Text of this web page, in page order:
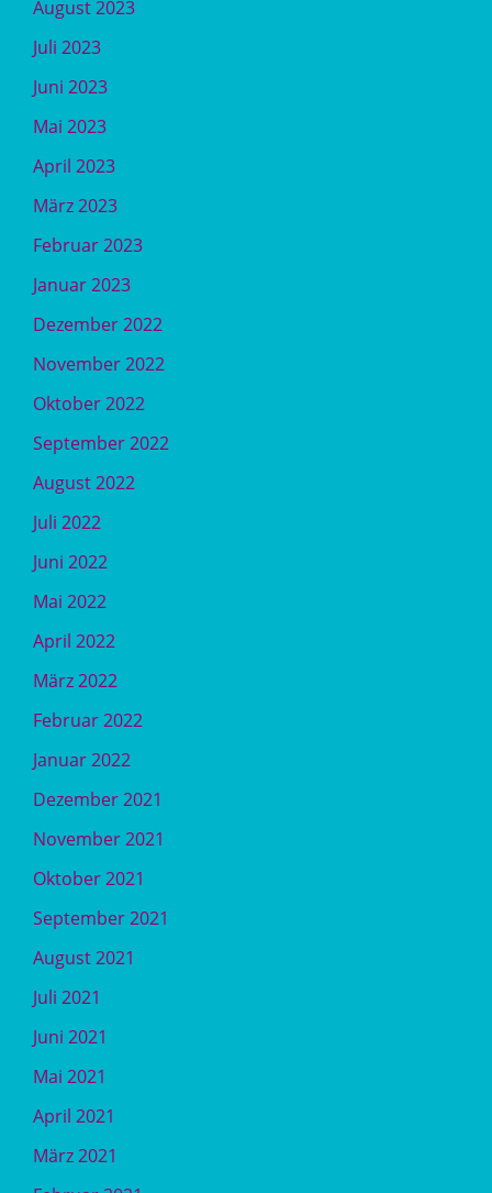
August 2023
Juli 2023
Juni 2023
Mai 2023
April 2023
März 2023
Februar 2023
Januar 2023
Dezember 2022
November 2022
Oktober 2022
September 2022
August 2022
Juli 2022
Juni 2022
Mai 2022
April 2022
März 2022
Februar 2022
Januar 2022
Dezember 2021
November 2021
Oktober 2021
September 2021
August 2021
Juli 2021
Juni 2021
Mai 2021
April 2021
März 2021